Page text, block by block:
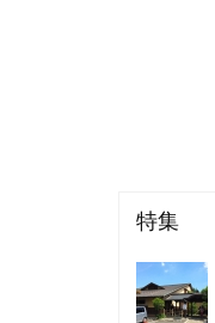
特集